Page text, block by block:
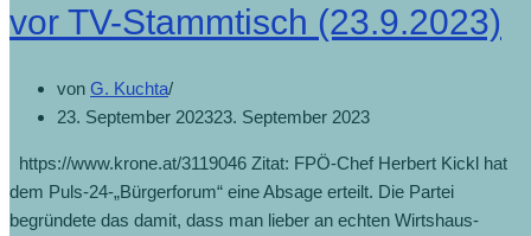
vor TV-Stammtisch (23.9.2023)
von G. Kuchta
23. September 202323. September 2023
https://www.krone.at/3119046 Zitat: FPÖ-Chef Herbert Kickl hat
dem Puls-24-„Bürgerforum“ eine Absage erteilt. Die Partei
begründete das damit, dass man lieber an echten Wirtshaus-